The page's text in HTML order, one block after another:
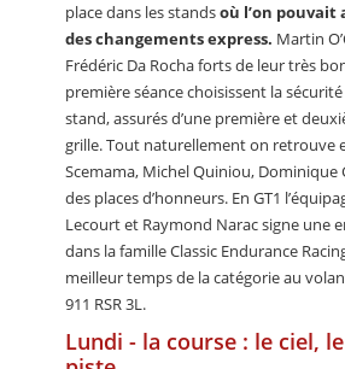
place dans les standsoù l’on pouvait
des changements express. Martin
Frédéric Da Rocha forts de leur très
première séance choisissent la
stand, assurés d’une première et
grille. Tout naturellement on retrouve
Scemama, Michel Quiniou, Dominique
des places d’honneurs. En GT1
Lecourt et Raymond Narac signe une
dans la famille Classic Endurance
meilleur temps de la catégorie au
911 RSR 3L.
Lundi - la course : le ciel,